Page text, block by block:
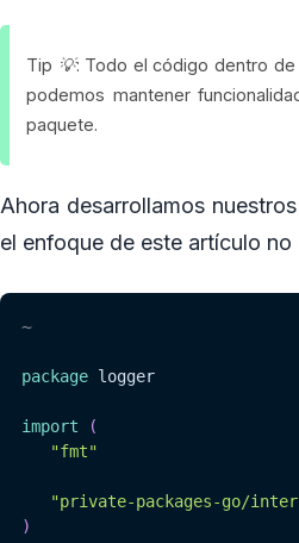
Tip 💡: Todo el código dentro
podemos mantener
paquete.
Ahora desarrollamos
el enfoque de este artículo
~
package logger
import
(
"fmt"
"private-packages-go/
)